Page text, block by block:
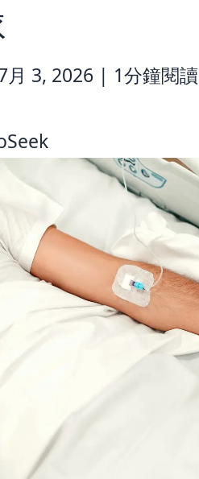
月 3, 2026 | 1分鐘閱讀